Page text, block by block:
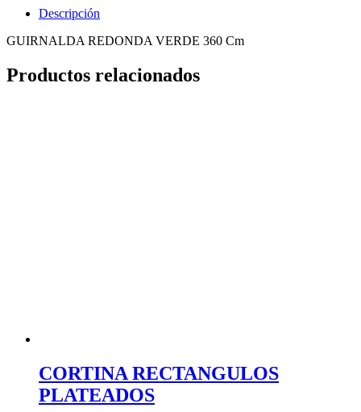
Descripción
GUIRNALDA REDONDA VERDE 360 Cm
Productos relacionados
CORTINA RECTANGULOS
PLATEADOS